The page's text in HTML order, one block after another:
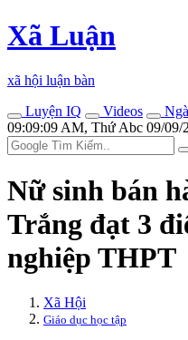
Xã Luận
xã hội luận bàn
Luyện IQ
Videos
09:09:09 AM, Thứ Abc 09/09/
Nữ sinh bán
Trắng đạt 3
nghiệp THPT
Xã Hội
Giáo dục học tập